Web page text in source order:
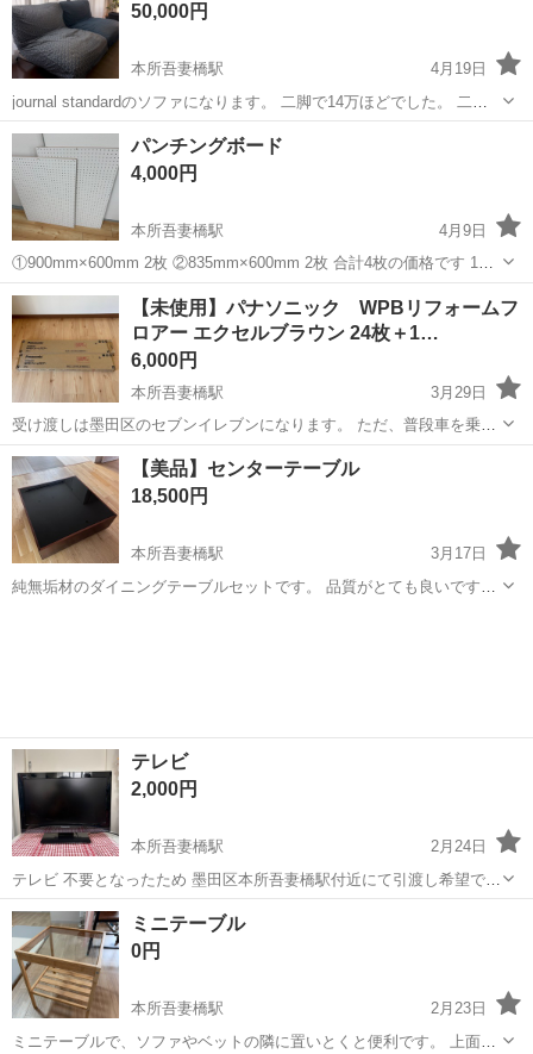
実物は写真4.5枚目です。
50,000円
本所吾妻橋駅
4月19日
journal standardのソファになります。 二脚で14万ほどでした。 二脚
共に引き取りに来てくださる方限定です。 状態:座る部分の色褪せがあ
りますが、 その他汚れシミ等はありません。 カバーは取り外
し可能...
東京 墨田区 本所吾妻橋駅 ソファ
パンチングボード
4,000円
本所吾妻橋駅
4月9日
①900mm×600mm 2枚 ②835mm×600mm 2枚 合計4枚の価格です 1枚
のみの場合は1500円 2枚の場合2500円 3枚の場合3400円 引取りのみと
なります
東京 墨田区 本所吾妻橋駅 収納家具
【未使用】パナソニック WPBリフォームフ
ロアー エクセルブラウン 24枚＋1…
6,000円
本所吾妻橋駅
3月29日
受け渡しは墨田区のセブンイレブンになります。 ただ、普段車を乗っ
ているため、ご相談いただけましたら多少は融通をきかせるつもりで
す。 パナソニック WPBリフォームフロアー エクセルブラウン NT-
350未使用・未開封品です...
東京 墨田区 本所吾妻橋駅 カーペット/マット/ラグ
フロアー
【美品】センターテーブル
18,500円
本所吾妻橋駅
3月17日
純無垢材のダイニングテーブルセットです。 品質がとても良いです
テレビ
2,000円
本所吾妻橋駅
2月24日
テレビ 不要となったため 墨田区本所吾妻橋駅付近にて引渡し希望で
す。
東京 墨田区 本所吾妻橋駅
ミニテーブル
0円
本所吾妻橋駅
2月23日
ミニテーブルで、ソファやベットの隣に置いとくと便利です。 上面が